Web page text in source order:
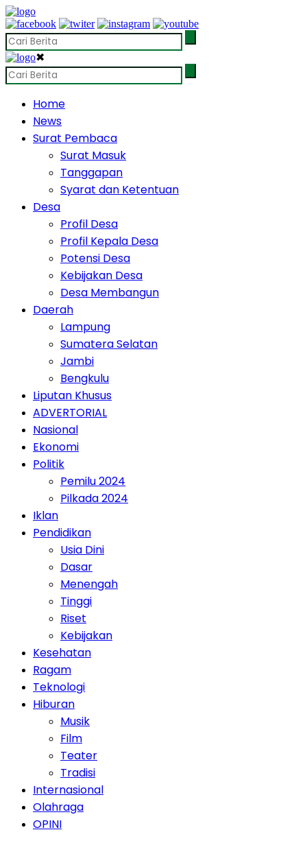
✖
Home
News
Surat Pembaca
Surat Masuk
Tanggapan
Syarat dan Ketentuan
Desa
Profil Desa
Profil Kepala Desa
Potensi Desa
Kebijakan Desa
Desa Membangun
Daerah
Lampung
Sumatera Selatan
Jambi
Bengkulu
Liputan Khusus
ADVERTORIAL
Nasional
Ekonomi
Politik
Pemilu 2024
Pilkada 2024
Iklan
Pendidikan
Usia Dini
Dasar
Menengah
Tinggi
Riset
Kebijakan
Kesehatan
Ragam
Teknologi
Hiburan
Musik
Film
Teater
Tradisi
Internasional
Olahraga
OPINI